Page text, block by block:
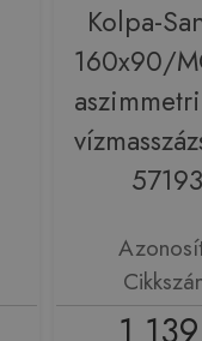
Kolpa-
160x90/